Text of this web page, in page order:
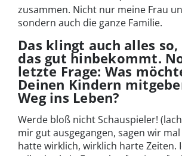
zusammen. Nicht nur meine Frau
sondern auch die ganze Familie.
Das klingt auch alles
das gut hinbekommt.
letzte Frage: Was
Deinen Kindern
Weg ins Leben?
Werde bloß nicht Schauspieler!
mir gut ausgegangen, sagen wir
hatte wirklich, wirklich harte Zeiten.